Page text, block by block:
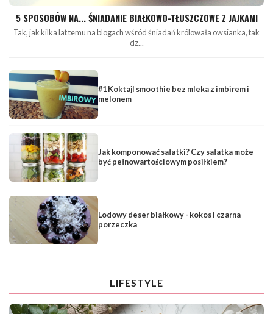
5 SPOSOBÓW NA... ŚNIADANIE BIAŁKOWO-TŁUSZCZOWE Z JAJKAMI
Tak, jak kilka lat temu na blogach wśród śniadań królowała owsianka, tak
dz...
#1 Koktajl smoothie bez mleka z imbirem i
melonem
Jak komponować sałatki? Czy sałatka może
być pełnowartościowym posiłkiem?
Lodowy deser białkowy - kokos i czarna
porzeczka
LIFESTYLE